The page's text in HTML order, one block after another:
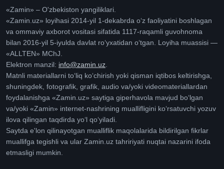
«Zamin» – O'zbekiston yangiliklari.
«Zamin.uz» loyihasi 2014-yil 1-dekabrda oʻz faoliyatini boshlagan
va ommaviy axborot vositasi sifatida 1117-raqamli guvohnoma
bilan 2016-yil 5-iyulda davlat roʻyxatidan oʻtgan. Loyiha muassisi —
«ALLTEN» MChJ.
Elektron manzil: info@zamin.uz
Matnli materiallarni toʻliq koʻchirish yoki qisman iqtibos keltirishga,
shuningdek, fotografik, grafik, audio va/yoki videomateriallardan
foydalanishga «Zamin.uz» saytiga giperhavola mavjud boʻlgan
va/yoki «Zamin» internet-nashrining muallifligini koʻrsatuvchi yozuv
ilova qilingan taqdirda yoʻl qoʻyiladi.
Saytda e'lon qilinayotgan mualliflik maqolalarida bildirilgan fikrlar
muallifga tegishli va ular Zamin.uz tahririyati nuqtai nazarini ifoda
etmasligi mumkin.